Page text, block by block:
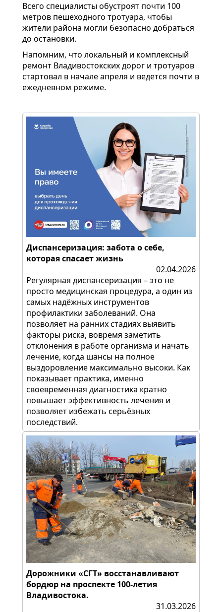
Всего специалисты обустроят почти 100
метров пешеходного тротуара, чтобы
жители района могли безопасно добраться
до остановки.
Напомним, что локальный и комплексный
ремонт Владивостокских дорог и тротуаров
стартовал в начале апреля и ведется почти в
ежедневном режиме.
Диспансеризация: забота о себе,
которая спасает жизнь
02.04.2026
Регулярная диспансеризация – это не
просто медицинская процедура, а один из
самых надёжных инструментов
профилактики заболеваний. Она
позволяет на ранних стадиях выявить
факторы риска, вовремя заметить
отклонения в работе организма и начать
лечение, когда шансы на полное
выздоровление максимально высоки. Как
показывает практика, именно
своевременная диагностика кратно
повышает эффективность лечения и
позволяет избежать серьёзных
последствий.
Дорожники «СГТ» восстанавливают
бордюр на проспекте 100-летия
Владивостока.
31.03.2026